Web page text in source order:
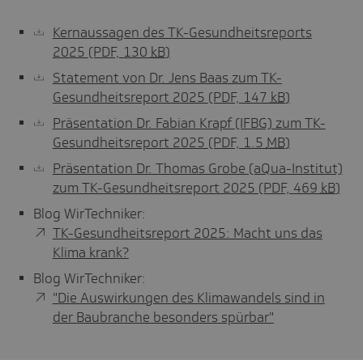
Kernaussagen des TK-Gesundheitsreports
2025 (PDF, 130 kB)
Statement von Dr. Jens Baas zum TK-
Gesundheitsreport 2025 (PDF, 147 kB)
Präsentation Dr. Fabian Krapf (IFBG) zum TK-
Gesundheitsreport 2025 (PDF, 1.5 MB)
Präsentation Dr. Thomas Grobe (aQua-Institut)
zum TK-Gesundheitsreport 2025 (PDF, 469 kB)
Blog WirTechniker:
TK-Gesundheitsreport 2025: Macht uns das
Klima krank?
Blog WirTechniker:
"Die Auswirkungen des Klimawandels sind in
der Baubranche besonders spürbar"